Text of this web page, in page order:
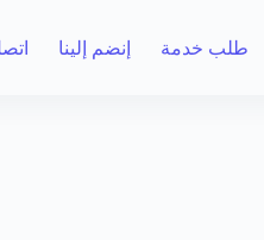
طلب خدمة إنضم إلينا